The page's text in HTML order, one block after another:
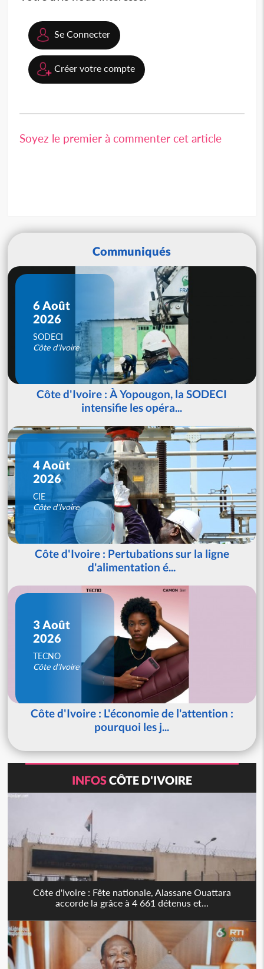
Se Connecter
Créer votre compte
Soyez le premier à commenter cet article
Communiqués
6 Août
2026
SODECI
Côte d'Ivoire
Côte d'Ivoire : À Yopougon, la SODECI
intensifie les opéra...
4 Août
2026
CIE
Côte d'Ivoire
Côte d'Ivoire : Pertubations sur la ligne
d'alimentation é...
3 Août
2026
TECNO
Côte d'Ivoire
Côte d'Ivoire : L'économie de l'attention :
pourquoi les j...
INFOSCÔTE D'IVOIRE
Côte d'Ivoire : Fête nationale, Alassane Ouattara
accorde la grâce à 4 661 détenus et...